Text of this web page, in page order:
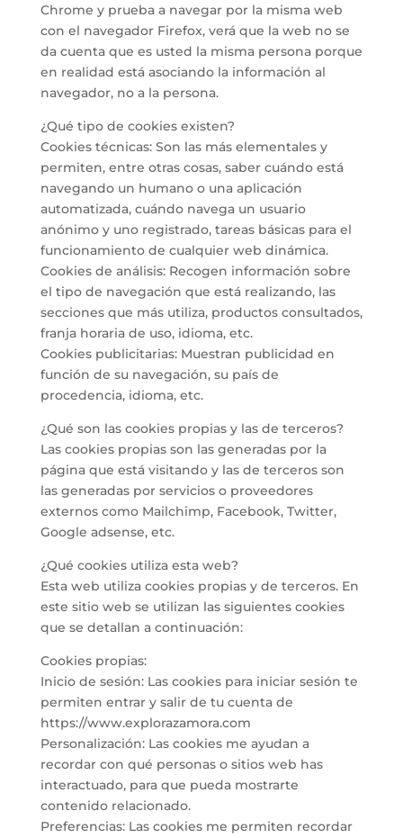
Chrome y prueba a navegar por la misma web
con el navegador Firefox, verá que la web no se
da cuenta que es usted la misma persona porque
en realidad está asociando la información al
navegador, no a la persona.
¿Qué tipo de cookies existen?
Cookies técnicas: Son las más elementales y
permiten, entre otras cosas, saber cuándo está
navegando un humano o una aplicación
automatizada, cuándo navega un usuario
anónimo y uno registrado, tareas básicas para el
funcionamiento de cualquier web dinámica.
Cookies de análisis: Recogen información sobre
el tipo de navegación que está realizando, las
secciones que más utiliza, productos consultados,
franja horaria de uso, idioma, etc.
Cookies publicitarias: Muestran publicidad en
función de su navegación, su país de
procedencia, idioma, etc.
¿Qué son las cookies propias y las de terceros?
Las cookies propias son las generadas por la
página que está visitando y las de terceros son
las generadas por servicios o proveedores
externos como Mailchimp, Facebook, Twitter,
Google adsense, etc.
¿Qué cookies utiliza esta web?
Esta web utiliza cookies propias y de terceros. En
este sitio web se utilizan las siguientes cookies
que se detallan a continuación:
Cookies propias:
Inicio de sesión: Las cookies para iniciar sesión te
permiten entrar y salir de tu cuenta de
https://www.explorazamora.com
Personalización: Las cookies me ayudan a
recordar con qué personas o sitios web has
interactuado, para que pueda mostrarte
contenido relacionado.
Preferencias: Las cookies me permiten recordar